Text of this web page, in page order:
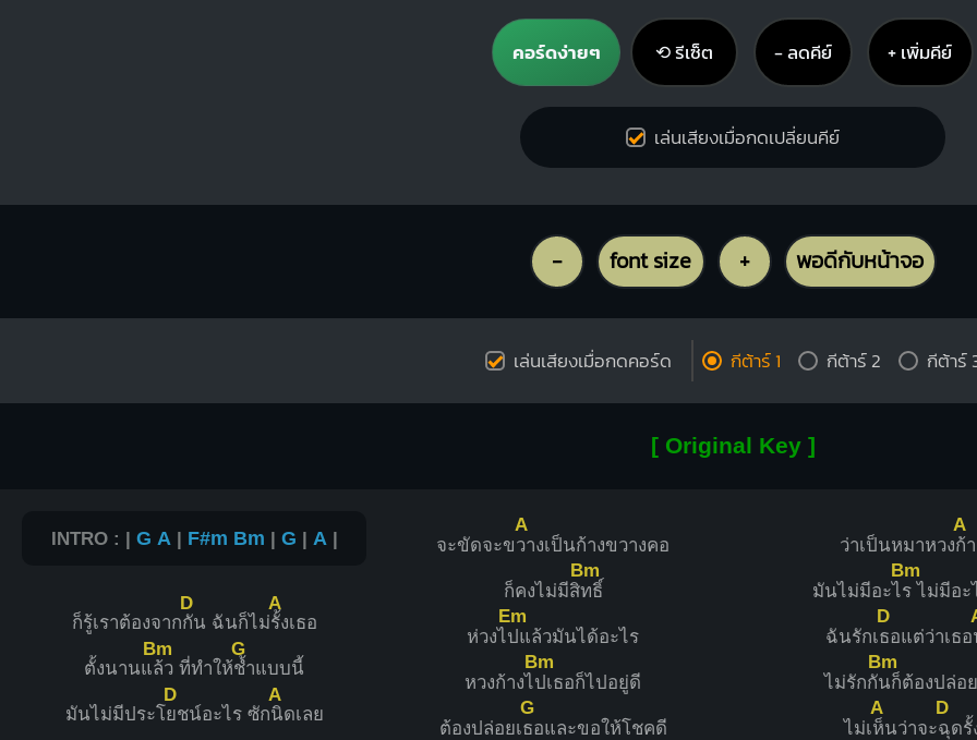
คอร์ดง่ายๆ ⟲ รีเซ็ต − ลดคีย์ + เพิ่มคีย์
เล่นเสียงเมื่อกดเปลี่ยนคีย์
- font size + พอดีกับหน้าจอ
เล่นเสียงเมื่อกดคอร์ด กีต้าร์ 1 กีต้าร์ 2 กีต้าร์
[ Original Key ]
INTRO : | G A | F#m Bm | G | A |
ก็รู้เราต้องจาก
D
กัน ฉันก็ไม่
A
รั้งเธอ
ตั้งนานแ
Bm
ล้ว ที่ทำให้
G
ช้ำแบบนี้
มันไม่มีประโ
D
ยชน์อะไร ซัก
A
นิดเลย
จะขัดจะข
A
วางเป็นก้างขวางคอ
ก็คงไม่มีสิ
Bm
ทธิ์
ห่วงไ
Em
ปแล้วมันได้อะไร
หวงก้างไ
Bm
ปเธอก็ไปอยู่ดี
ต้องปล่อยเ
G
ธอและขอให้โชคดี
ว่าเป็นหมาหวง
A
ก้
มันไม่มีอะไ
Bm
ร ไม่มีอะ
ฉันรักเ
D
ธอแต่ว่าเธอ
ไม่รักกั
Bm
นก็ต้องปล่อ
ไม่เ
A
ห็นว่าจะ
D
ฉุดรั้